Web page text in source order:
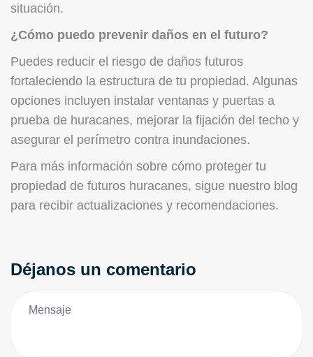
situación.
¿Cómo puedo prevenir daños en el futuro?
Puedes reducir el riesgo de daños futuros
fortaleciendo la estructura de tu propiedad. Algunas
opciones incluyen instalar ventanas y puertas a
prueba de huracanes, mejorar la fijación del techo y
asegurar el perímetro contra inundaciones.
Para más información sobre cómo proteger tu
propiedad de futuros huracanes, sigue nuestro blog
para recibir actualizaciones y recomendaciones.
Déjanos un comentario